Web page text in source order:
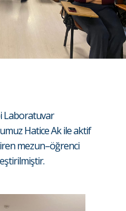
Laboratuvar
Hatice Ak ile aktif
mezun–öğrenci